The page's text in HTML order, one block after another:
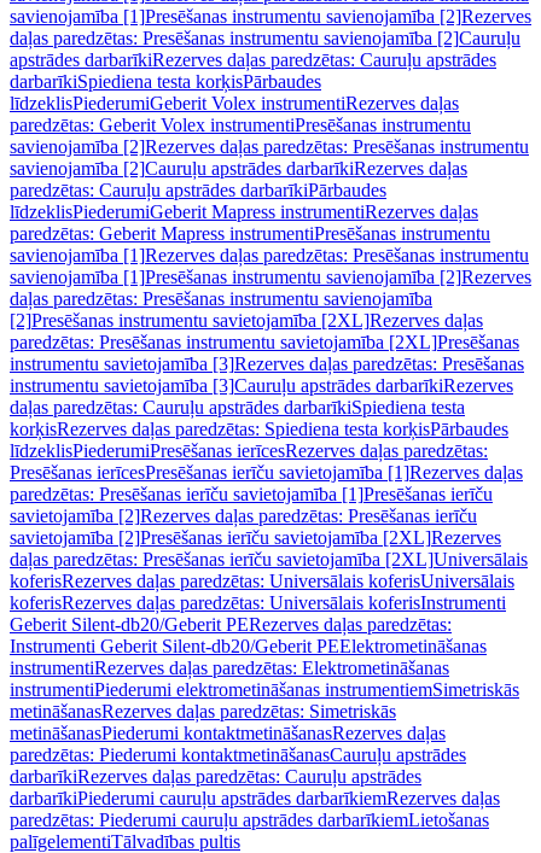
savienojamība [1]Presēšanas instrumentu savienojamība [2]Rezerves
daļas paredzētas: Presēšanas instrumentu savienojamība [2]Cauruļu
apstrādes darbarīkiRezerves daļas paredzētas: Cauruļu apstrādes
darbarīkiSpiediena testa korķisPārbaudes
līdzeklisPiederumiGeberit Volex instrumentiRezerves daļas
paredzētas: Geberit Volex instrumentiPresēšanas instrumentu
savienojamība [2]Rezerves daļas paredzētas: Presēšanas instrumentu
savienojamība [2]Cauruļu apstrādes darbarīkiRezerves daļas
paredzētas: Cauruļu apstrādes darbarīkiPārbaudes
līdzeklisPiederumiGeberit Mapress instrumentiRezerves daļas
paredzētas: Geberit Mapress instrumentiPresēšanas instrumentu
savienojamība [1]Rezerves daļas paredzētas: Presēšanas instrumentu
savienojamība [1]Presēšanas instrumentu savienojamība [2]Rezerves
daļas paredzētas: Presēšanas instrumentu savienojamība
[2]Presēšanas instrumentu savietojamība [2XL]Rezerves daļas
paredzētas: Presēšanas instrumentu savietojamība [2XL]Presēšanas
instrumentu savietojamība [3]Rezerves daļas paredzētas: Presēšanas
instrumentu savietojamība [3]Cauruļu apstrādes darbarīkiRezerves
daļas paredzētas: Cauruļu apstrādes darbarīkiSpiediena testa
korķisRezerves daļas paredzētas: Spiediena testa korķisPārbaudes
līdzeklisPiederumiPresēšanas ierīcesRezerves daļas paredzētas:
Presēšanas ierīcesPresēšanas ierīču savietojamība [1]Rezerves daļas
paredzētas: Presēšanas ierīču savietojamība [1]Presēšanas ierīču
savietojamība [2]Rezerves daļas paredzētas: Presēšanas ierīču
savietojamība [2]Presēšanas ierīču savietojamība [2XL]Rezerves
daļas paredzētas: Presēšanas ierīču savietojamība [2XL]Universālais
koferisRezerves daļas paredzētas: Universālais koferisUniversālais
koferisRezerves daļas paredzētas: Universālais koferisInstrumenti
Geberit Silent-db20/Geberit PERezerves daļas paredzētas:
Instrumenti Geberit Silent-db20/Geberit PEElektrometināšanas
instrumentiRezerves daļas paredzētas: Elektrometināšanas
instrumentiPiederumi elektrometināšanas instrumentiemSimetriskās
metināšanasRezerves daļas paredzētas: Simetriskās
metināšanasPiederumi kontaktmetināšanasRezerves daļas
paredzētas: Piederumi kontaktmetināšanasCauruļu apstrādes
darbarīkiRezerves daļas paredzētas: Cauruļu apstrādes
darbarīkiPiederumi cauruļu apstrādes darbarīkiemRezerves daļas
paredzētas: Piederumi cauruļu apstrādes darbarīkiemLietošanas
palīgelementiTālvadības pultis